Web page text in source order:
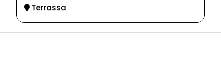
Terrassa